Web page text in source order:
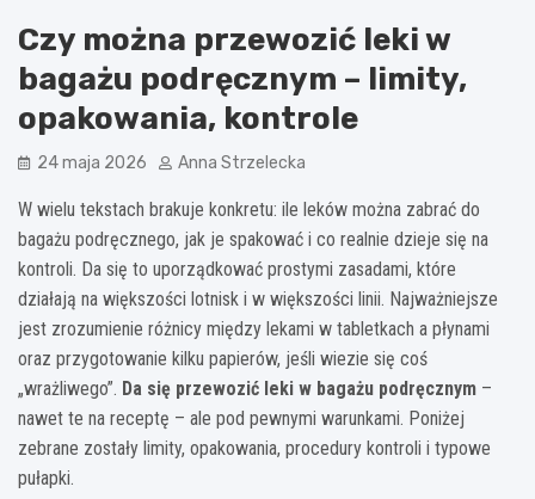
Czy można przewozić leki w
bagażu podręcznym – limity,
opakowania, kontrole
24 maja 2026 Anna Strzelecka
W wielu tekstach brakuje konkretu: ile leków można zabrać do
bagażu podręcznego, jak je spakować i co realnie dzieje się na
kontroli. Da się to uporządkować prostymi zasadami, które
działają na większości lotnisk i w większości linii. Najważniejsze
jest zrozumienie różnicy między lekami w tabletkach a płynami
oraz przygotowanie kilku papierów, jeśli wiezie się coś
„wrażliwego”. Da się przewozić leki w bagażu podręcznym –
nawet te na receptę – ale pod pewnymi warunkami. Poniżej
zebrane zostały limity, opakowania, procedury kontroli i typowe
pułapki.